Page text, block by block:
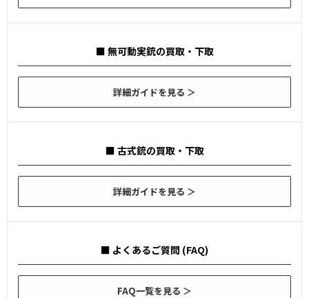
■ 無可動実銃の買取・下取
詳細ガイドを見る ＞
■ 古式銃の買取・下取
詳細ガイドを見る ＞
■ よくあるご質問 (FAQ)
FAQ一覧を見る ＞